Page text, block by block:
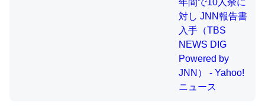
─ニュース :: 【研究発表】昆虫学の大問題＝「昆虫はなぜ海にいな